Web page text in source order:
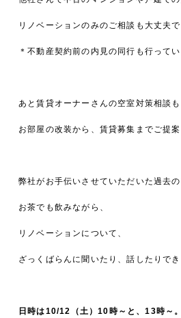
リノベーションのみのご相談も大丈夫で
＊不動産契約前の内見の同行も行ってい
あと賃貸オーナーさんの空室対策相談も
お部屋の改装から、賃貸募集までご提案
弊社がお手伝いさせていただいた過去
お茶でも飲みながら、
リノベーションについて、
ざっくばらんに聞いたり、話したりでき
日時は10/12（土）10時～と、13時～。